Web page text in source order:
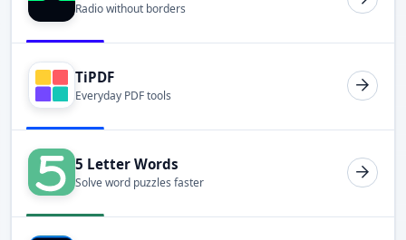
Radio without borders
TiPDF
Everyday PDF tools
5 Letter Words
Solve word puzzles faster